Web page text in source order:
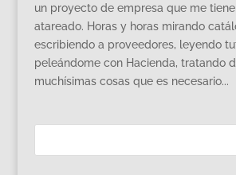
un proyecto de empresa que me
atareado. Horas y horas mirando
escribiendo a proveedores, leyendo
peleándome con Hacienda, tratando
muchísimas cosas que es necesario...